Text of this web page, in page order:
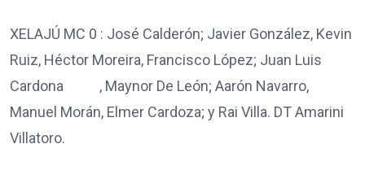
XELAJÚ MC 0 : José Calderón; Javier González, Kevin
Ruiz, Héctor Moreira, Francisco López; Juan Luis
Cardona , Maynor De León; Aarón Navarro,
Manuel Morán, Elmer Cardoza; y Rai Villa. DT Amarini
Villatoro.